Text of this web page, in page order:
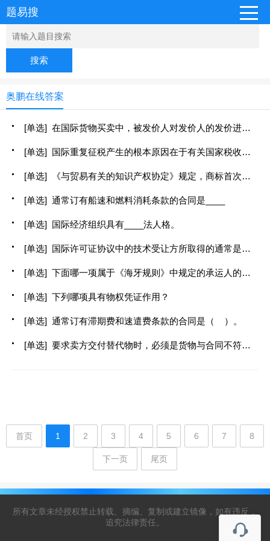
题易搜
搜索
奥鹏在线答案
[单选] 在国际货物买卖中，被发价人对发价人的发价进行了非实质性的改动，发价人应当在不过分迟延的期间通知被发价人表示反对，否则，被发价人的答复（ ）
[单选] 国际重复征税产生的根本原因在于有关国家税收管辖权的重叠冲突，而导致国际重复征税普遍存在的原因是( )。
[单选] 《与贸易有关的知识产权协定》规定，商标首次注册和每一次续展注册的保护期限不得短于（ ）年
[单选] 通常订有船速和燃料消耗条款的合同是____
[单选] 国际经济组织具有____法人格。
[单选] 国际许可证协议中的技术受让方所取得的通常是技术知识的什么权利？
[单选] 下面哪一项属于《海牙规则》中规定的承运人的过失免责：( )
[单选] 下列哪项具有物权凭证作用？
[单选] 通常订有滞期费和速遣费条款的合同是（ ）。
[单选] 要求卖方交付替代物时，必须是货物与合同不符的程度达到____。
首页 1 2 3 4 5 6 7 8
下一页 尾页
所有文章未经授权禁止转载、摘编、复制或建立镜像，如有违反，
追究法律责任。